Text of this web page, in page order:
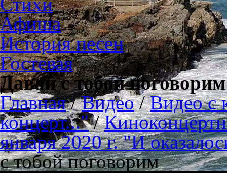
Афиша
История песен
Гостевая
Давай с тобой поговорим
Главная/Видео/Видео с
концерт..."/
января 2020 г. "И
с тобой поговорим